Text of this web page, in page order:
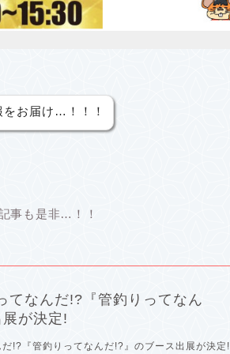
お届け…！！！
事も是非…！！
てなんだ!?『管釣りってなん
が決定!
!?『管釣りってなんだ!?』のブース出展が決定!